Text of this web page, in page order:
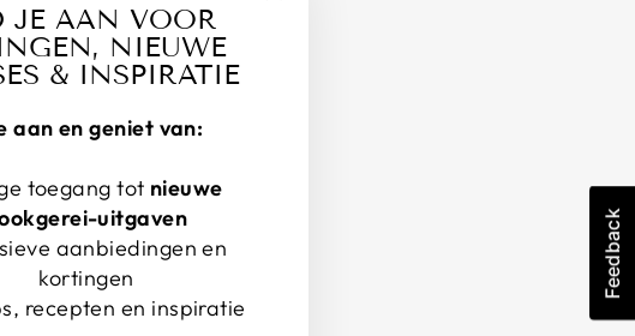
JE AAN VOOR
NIEUWE
& INSPIRATIE
aan en geniet van:
toegang tot nieuwe
uitgaven
aanbiedingen en
kortingen
recepten en inspiratie
Feedback